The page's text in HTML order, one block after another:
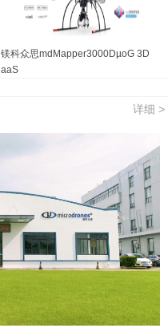
镁科众思mdMapper3000DµoG 3D
aaS
详细 >